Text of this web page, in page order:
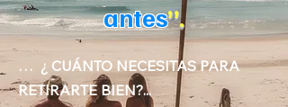
antes”.
… ¿ CUÁNTO NECESITAS PARA
RETIRARTE BIEN?...